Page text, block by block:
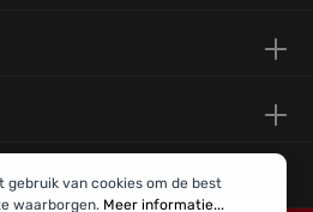
gebruik van cookies om de best
waarborgen. Meer informatie...